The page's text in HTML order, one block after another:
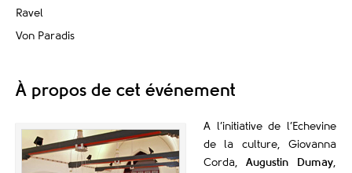
Ravel
Von Paradis
À propos de cet événement
A l’initiative de l’Echevine
de la culture, Giovanna
Corda,Augustin Dumay,